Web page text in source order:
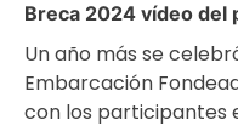
Breca 2024 vídeo del
Un año más se
Embarcación
con los participantes